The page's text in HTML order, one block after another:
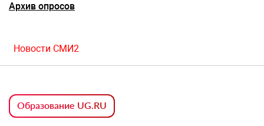
Архив опросов
Новости СМИ2
Образование UG.RU